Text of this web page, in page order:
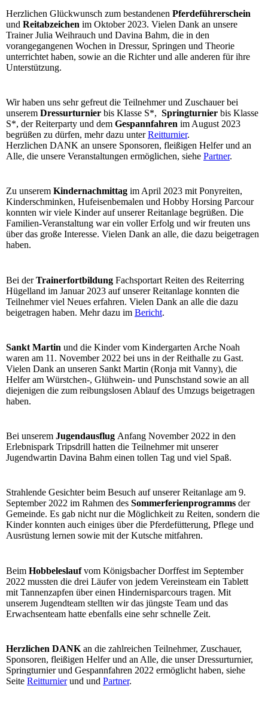
Herzlichen Glückwunsch zum bestandenen Pferdeführerschein
und Reitabzeichen im Oktober 2023. Vielen Dank an unsere
Trainer Julia Weihrauch und Davina Bahm, die in den
vorangegangenen Wochen in Dressur, Springen und Theorie
unterrichtet haben, sowie an die Richter und alle anderen für ihre
Unterstützung.
Wir haben uns sehr gefreut die Teilnehmer und Zuschauer bei
unserem Dressurturnier bis Klasse S*, Springturnier bis Klasse
S*, der Reiterparty und dem Gespannfahren im August 2023
begrüßen zu dürfen, mehr dazu unterReitturnier.
Herzlichen DANK an unsere Sponsoren, fleißigen Helfer und an
Alle, die unsere Veranstaltungen ermöglichen, siehe Partner.
Zu unserem Kindernachmittag im April 2023 mit Ponyreiten,
Kinderschminken, Hufeisenbemalen und Hobby Horsing Parcour
konnten wir viele Kinder auf unserer Reitanlage begrüßen. Die
Familien-Veranstaltung war ein voller Erfolg und wir freuten uns
über das große Interesse. Vielen Dank an alle, die dazu beigetragen
haben.
Bei derTrainerfortbildung Fachsportart Reiten des Reiterring
Hügelland im Januar 2023 auf unserer Reitanlage konnten die
Teilnehmer viel Neues erfahren. Vielen Dank an alle die dazu
beigetragen haben. Mehr dazu im Bericht.
Sankt Martin und die Kinder vom Kindergarten Arche Noah
waren am 11. November 2022 bei uns in der Reithalle zu Gast.
Vielen Dank an unseren Sankt Martin (Ronja mit Vanny), die
Helfer am Würstchen-, Glühwein- und Punschstand sowie an all
diejenigen die zum reibungslosen Ablauf des Umzugs beigetragen
haben.
Bei unserem Jugendausflug Anfang November 2022 in den
Erlebnispark Tripsdrill hatten die Teilnehmer mit unserer
Jugendwartin Davina Bahm einen tollen Tag und viel Spaß.
Strahlende Gesichter beim Besuch auf unserer Reitanlage am 9.
September 2022 im Rahmen des Sommerferienprogramms der
Gemeinde. Es gab nicht nur die Möglichkeit zu Reiten, sondern die
Kinder konnten auch einiges über die Pferdefütterung, Pflege und
Ausrüstung lernen sowie mit der Kutsche mitfahren.
Beim Hobbeleslaufvom Königsbacher Dorffest im September
2022 mussten die drei Läufer von jedem Vereinsteam ein Tablett
mit Tannenzapfen über einen Hindernisparcours tragen. Mit
unserem Jugendteam stellten wir das jüngste Team und das
Erwachsenteam hatte ebenfalls eine sehr schnelle Zeit.
Herzlichen DANK an die zahlreichen Teilnehmer, Zuschauer,
Sponsoren, fleißigen Helfer und an Alle, die unser Dressurturnier,
Springturnier und Gespannfahren 2022 ermöglicht haben, siehe
Seite Reitturnierund und Partner.